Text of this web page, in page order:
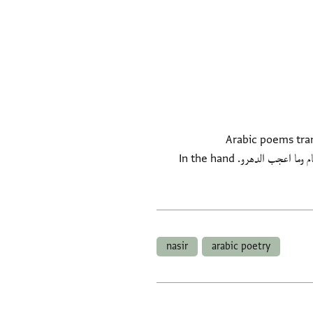
Arabic poems
attribution unclearتغيرت الايام وانقلب الدهرو ~ وصار خيار الناس ليس لهو قدرووصار اخم الناس يعلو خيارهم ~ فما اصبح الايام وما اعجب الدهرو. In the hand
arabic poetry
nasir